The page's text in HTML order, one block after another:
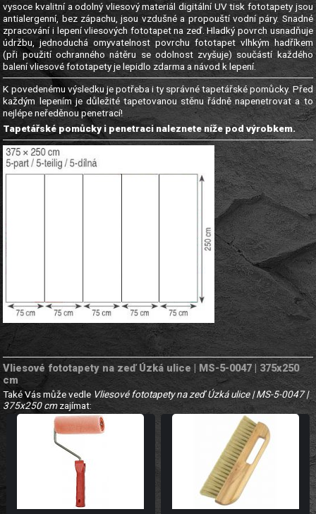
vysoce kvalitní a odolný vliesový materiál digitální UV tisk fototapety jsou
antialergenní, bez zápachu, jsou vzdušné a propouští vodní páry. Snadné
zpracování i lepení vliesových fototapet na zeď. Hladký povrch usnadňuje
údržbu, jednoduchá omyvatelnost povrchu fototapet vlhkým hadříkem
(při použití ochranného nátěru se odolnost zvyšuje) součástí každého
balení vliesové fototapety je lepidlo zdarma a návod k lepení.
K povedenému výsledku je potřeba i ty správné tapetářské pomůcky. Před
každým lepením je důležité tapetovanou stěnu řádně napenetrovat a to
nejlépe neředěnou penetrací!
Tapetářské pomůcky i penetraci naleznete níže pod výrobkem.
Vliesové fototapety na zeď Úzká ulice | MS-5-0047 | 375x250
cm
Také Vás může vedle Vliesové fototapety na zeď Úzká ulice | MS-5-0047 |
375x250 cmzajímat: